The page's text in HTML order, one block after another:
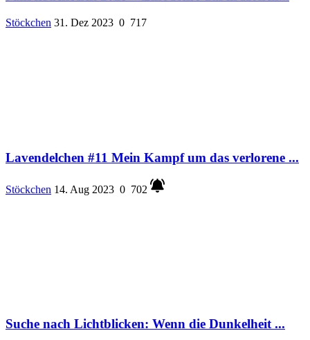
Stöckchen 31. Dez 2023 0 717
Lavendelchen #11 Mein Kampf um das verlorene ...
Stöckchen 14. Aug 2023 0 702
Suche nach Lichtblicken: Wenn die Dunkelheit ...